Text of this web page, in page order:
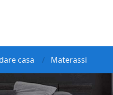
casa Materassi